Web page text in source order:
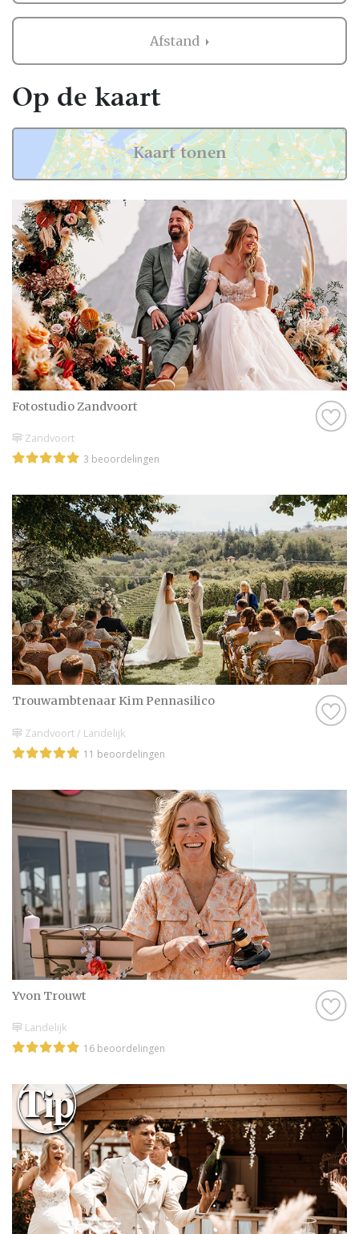
Afstand
Fotostudio Zandvoort
Zandvoort
3 beoordelingen
Trouwambtenaar Kim Pennasilico
Zandvoort / Landelijk
11 beoordelingen
Yvon Trouwt
Landelijk
16 beoordelingen
Op de kaart
Kaart tonen